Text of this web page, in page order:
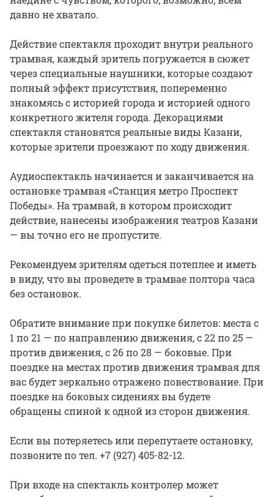
давно не хватало.
Действие спектакля проходит внутри реального
трамвая, каждый зритель погружается в сюжет
через специальные наушники, которые создают
полный эффект присутствия, попеременно
знакомясь с историей города и историей одного
конкретного жителя города. Декорациями
спектакля становятся реальные виды Казани,
которые зрители проезжают по ходу движения.
Аудиоспектакль начинается и заканчивается на
остановке трамвая «Станция метро Проспект
Победы». На трамвай, в котором происходит
действие, нанесены изображения театров Казани
— вы точно его не пропустите.
Рекомендуем зрителям одеться потеплее и иметь
в виду, что вы проведете в трамвае полтора часа
без остановок.
Обратите внимание при покупке билетов: места с
1 по 21 — по направлению движения, с 22 по 25 —
против движения, с 26 по 28 — боковые. При
поездке на местах против движения трамвая для
вас будет зеркально отражено повествование. При
поездке на боковых сидениях вы будете
обращены спиной к одной из сторон движения.
Если вы потеряетесь или перепутаете остановку,
позвоните по тел. +7 (927) 405-82-12.
При входе на спектакль контролер может